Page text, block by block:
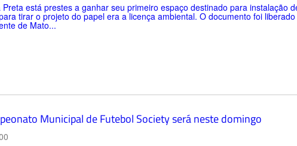
está prestes a ganhar seu primeiro espaço destinado para instalação
tirar o projeto do papel era a licença ambiental. O documento foi
de Mato...
Municipal de Futebol Society será neste domingo